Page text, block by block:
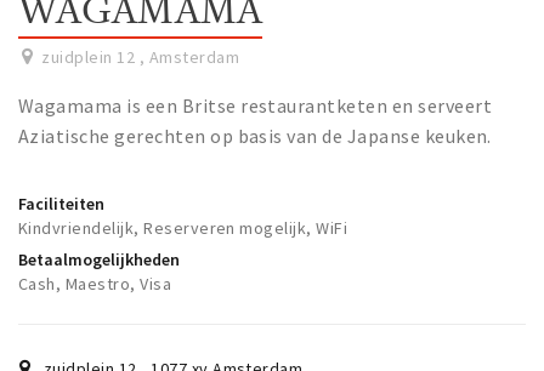
Travel
Sports & leisure
Magazine
Interviews
Hello Zuidas Articles
About Hello Zuidas
zuidplein 12 , Amsterdam
Wagamama is een Britse restaurantketen en serveert
Aziatische gerechten op basis van de Japanse keuken.
Faciliteiten
Kindvriendelijk, Reserveren mogelijk, WiFi
Betaalmogelijkheden
Cash, Maestro, Visa